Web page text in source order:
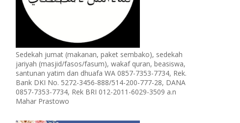
Sedekah jumat (makanan, paket sembako), sedekah
jariyah (masjid/fasos/fasum), wakaf quran, beasiswa,
santunan yatim dan dhuafa WA 0857-7353-7734, Rek.
Bank DKI No. 5272-3456-888/514-200-777-28, DANA
0857-7353-7734, Rek BRI 012-2011-6029-3509 a.n
Mahar Prastowo